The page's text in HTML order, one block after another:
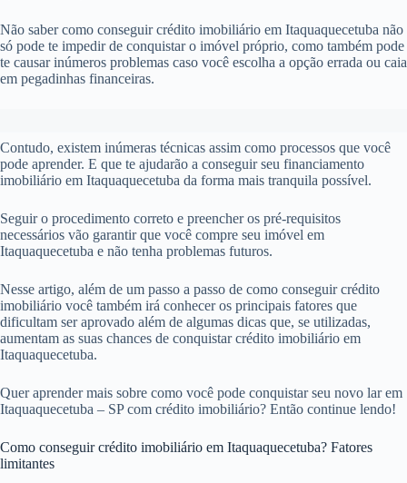
Não saber como conseguir crédito imobiliário em Itaquaquecetuba não
só pode te impedir de conquistar o imóvel próprio, como também pode
te causar inúmeros problemas caso você escolha a opção errada ou caia
em pegadinhas financeiras.
Contudo, existem inúmeras técnicas assim como processos que você
pode aprender. E que te ajudarão a conseguir seu financiamento
imobiliário em Itaquaquecetuba da forma mais tranquila possível.
Seguir o procedimento correto e preencher os pré-requisitos
necessários vão garantir que você compre seu imóvel em
Itaquaquecetuba e não tenha problemas futuros.
Nesse artigo, além de um passo a passo de como conseguir crédito
imobiliário você também irá conhecer os principais fatores que
dificultam ser aprovado além de algumas dicas que, se utilizadas,
aumentam as suas chances de conquistar crédito imobiliário em
Itaquaquecetuba.
Quer aprender mais sobre como você pode conquistar seu novo lar em
Itaquaquecetuba – SP com crédito imobiliário? Então continue lendo!
Como conseguir crédito imobiliário em Itaquaquecetuba? Fatores
limitantes